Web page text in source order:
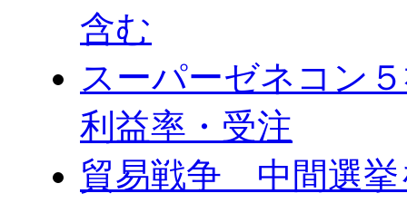
含む
スーパーゼネコン
利益率・受注
貿易戦争 中間選